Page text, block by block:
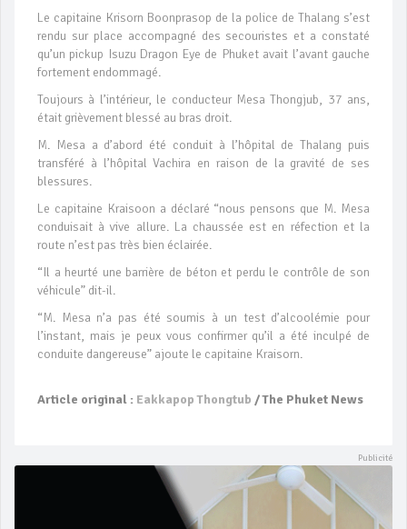
Le capitaine Krisorn Boonprasop de la police de Thalang s’est
rendu sur place accompagné des secouristes et a constaté
qu’un pickup Isuzu Dragon Eye de Phuket avait l’avant gauche
fortement endommagé.
Toujours à l’intérieur, le conducteur Mesa Thongjub, 37 ans,
était grièvement blessé au bras droit.
M. Mesa a d’abord été conduit à l’hôpital de Thalang puis
transféré à l’hôpital Vachira en raison de la gravité de ses
blessures.
Le capitaine Kraisoon a déclaré “nous pensons que M. Mesa
conduisait à vive allure. La chaussée est en réfection et la
route n’est pas très bien éclairée.
“Il a heurté une barrière de béton et perdu le contrôle de son
véhicule” dit-il.
“M. Mesa n’a pas été soumis à un test d’alcoolémie pour
l’instant, mais je peux vous confirmer qu’il a été inculpé de
conduite dangereuse” ajoute le capitaine Kraisorn.
Article original : Eakkapop Thongtub / The Phuket News